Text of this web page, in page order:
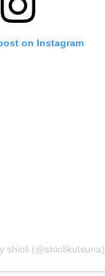
on Instagram
shioli (@shiolikutsuna)